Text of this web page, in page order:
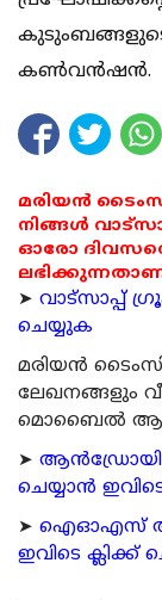
കുടുംബങ്ങളുടെ
കണ്‍വന്‍ഷന്‍.
മരിയൻ
നിങ്ങൾ
ഓരോ
➤ വാട്സാപ്പ്
ചെയ്യുക
മരിയന്‍
ലേഖനങ്ങളും
മൊബൈല്‍
➤
ചെയ്യാന്‍
➤ ഐഓഎസ്
ഇവിടെ ക്ലിക്ക്